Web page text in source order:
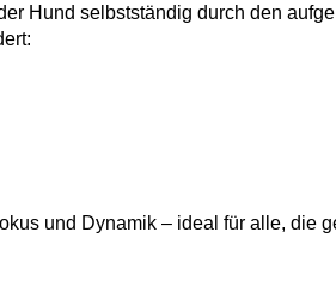
Hund selbstständig durch den
und Dynamik – ideal für alle, die